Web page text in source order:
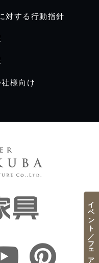
対する行動指針
様向け
イベント／フェア